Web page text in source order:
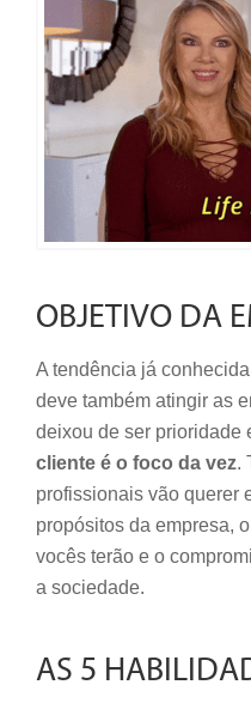
OBJETIVO DA
A tendência já
deve também atingir as
deixou de ser prioridade
cliente é o foco da vez.
profissionais vão querer
propósitos da empresa,
vocês terão e o
a sociedade.
AS 5